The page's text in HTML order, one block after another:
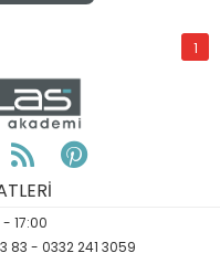
1
17:00
83 - 0332 241 3059